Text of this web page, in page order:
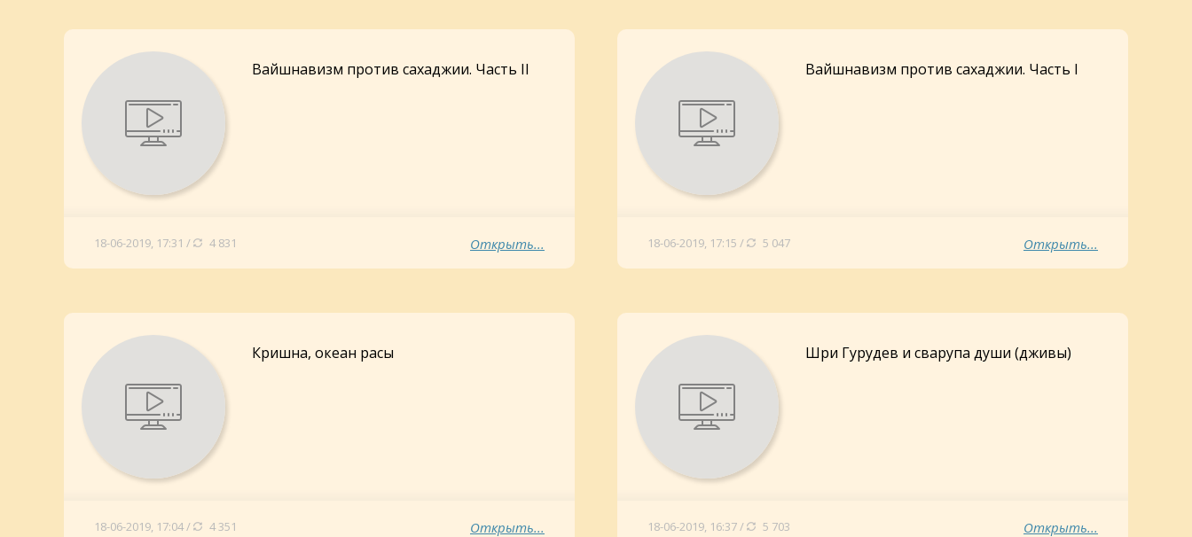
Вайшнавизм против сахаджии. Часть II
18-06-2019, 17:31 / 4 831 Открыть...
Вайшнавизм против сахаджии. Часть I
18-06-2019, 17:15 / 5 047 Открыть...
Кришна, океан расы
18-06-2019, 17:04 / 4 351 Открыть...
Шри Гурудев и сварупа души (дживы)
18-06-2019, 16:37 / 5 703 Открыть...